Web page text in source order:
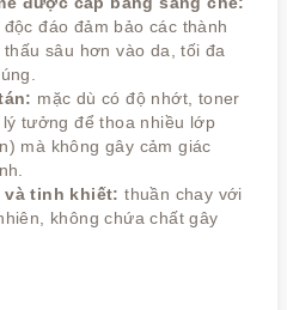
​​đáo đảm bảo các thành
sâu hơn vào da, tối đa
mặc dù có độ nhớt, toner
tưởng để thoa nhiều lớp
mà không gây cảm giác
tinh khiết: thuần chay với
không chứa chất gây